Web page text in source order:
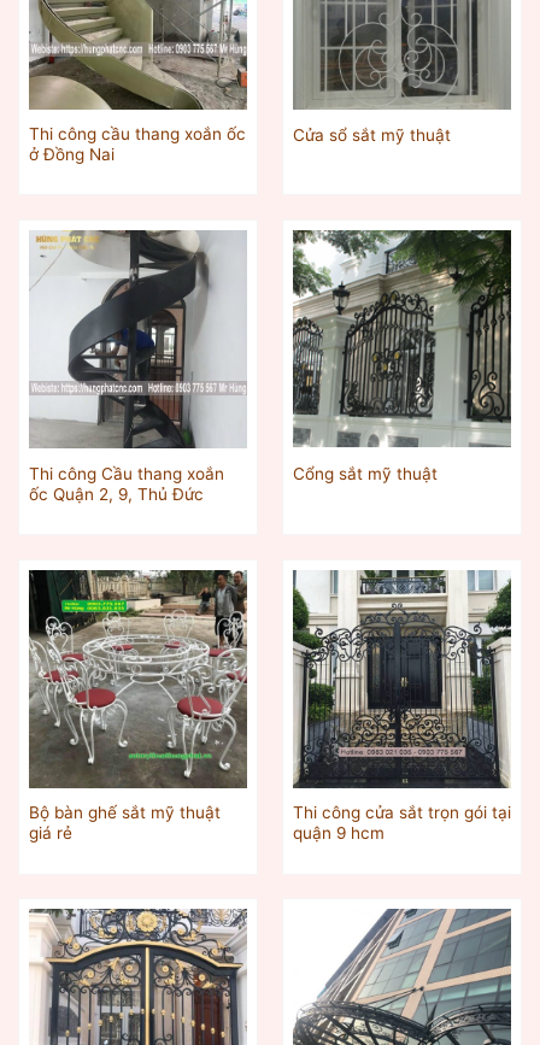
Thi công cầu thang xoắn ốc
ở Đồng Nai
Cửa sổ sắt mỹ thuật
Thi công Cầu thang xoắn
ốc Quận 2, 9, Thủ Đức
Cổng sắt mỹ thuật
Bộ bàn ghế sắt mỹ thuật
giá rẻ
Thi công cửa sắt trọn gói tại
quận 9 hcm